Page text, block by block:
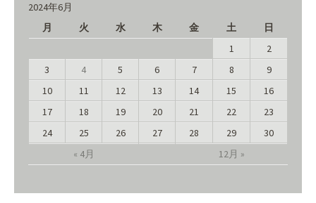
2024年6月
月
火 水 木 金 土 日
« 4月 12月 »
1
2
3
4 5 6 7 8
9
10
11 12 13 14 15
16
17
18 19 20 21 22
23
24
25 26 27 28 29 30